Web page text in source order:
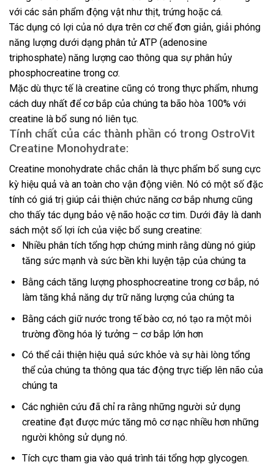
với các sản phẩm động vật như thịt, trứng hoặc cá.
Tác dụng có lợi của nó dựa trên cơ chế đơn giản, giải phóng
năng lượng dưới dạng phân tử ATP (adenosine
triphosphate) năng lượng cao thông qua sự phân hủy
phosphocreatine trong cơ.
Mặc dù thực tế là creatine cũng có trong thực phẩm, nhưng
cách duy nhất để cơ bắp của chúng ta bão hòa 100% với
creatine là bổ sung nó liên tục.
Tính chất của các thành phần có trong OstroVit
Creatine Monohydrate:
Creatine monohydrate chắc chắn là thực phẩm bổ sung cực
kỳ hiệu quả và an toàn cho vận động viên. Nó có một số đặc
tính có giá trị giúp cải thiện chức năng cơ bắp nhưng cũng
cho thấy tác dụng bảo vệ não hoặc cơ tim. Dưới đây là danh
sách một số lợi ích của việc bổ sung creatine:
Nhiều phân tích tổng hợp chứng minh rằng dùng nó giúp
tăng sức mạnh và sức bền khi luyện tập của chúng ta
Bằng cách tăng lượng phosphocreatine trong cơ bắp, nó
làm tăng khả năng dự trữ năng lượng của chúng ta
Bằng cách giữ nước trong tế bào cơ, nó tạo ra một môi
trường đồng hóa lý tưởng – cơ bắp lớn hơn
Có thể cải thiện hiệu quả sức khỏe và sự hài lòng tổng
thể của chúng ta thông qua tác động trực tiếp lên não của
chúng ta
Các nghiên cứu đã chỉ ra rằng những người sử dụng
creatine đạt được mức tăng mô cơ nạc nhiều hơn những
người không sử dụng nó.
Tích cực tham gia vào quá trình tái tổng hợp glycogen.